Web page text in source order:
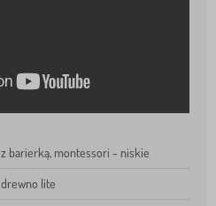
z barierką, montessori - niskie
drewno lite